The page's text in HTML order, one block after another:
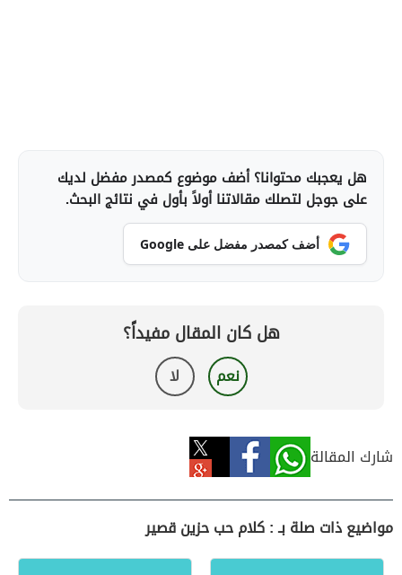
هل يعجبك محتوانا؟ أضف موضوع كمصدر مفضل لديك
على جوجل لتصلك مقالاتنا أولاً بأول في نتائج البحث.
أضف كمصدر مفضل على Google
هل كان المقال مفيداً؟
نعم لا
شارك المقالة
مواضيع ذات صلة بـ : كلام حب حزين قصير